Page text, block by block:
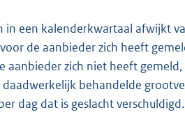
een kalenderkwartaal afwijkt
de aanbieder zich heeft
aanbieder zich niet heeft gemeld,
behandelde
dag dat is geslacht verschuldigd.